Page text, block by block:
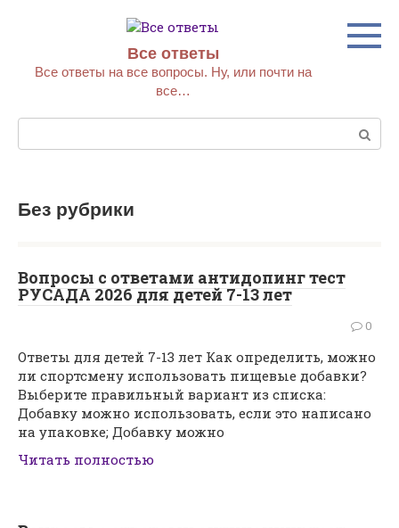
Все ответы
Все ответы на все вопросы. Ну, или почти на
все…
Поиск:
Без рубрики
Вопросы с ответами антидопинг тест
РУСАДА 2026 для детей 7-13 лет
0
Ответы для детей 7-13 лет Как определить, можно
ли спортсмену использовать пищевые добавки?
Выберите правильный вариант из списка:
Добавку можно использовать, если это написано
на упаковке; Добавку можно
Читать полностью